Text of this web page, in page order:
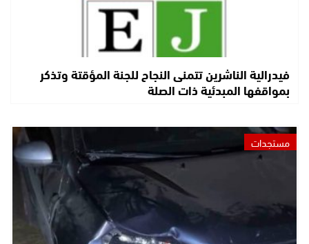
فيدرالية الناشرين تتمنى النجاح للجنة المؤقتة وتذكر
بمواقفها المبدئية ذات الصلة
مستجدات